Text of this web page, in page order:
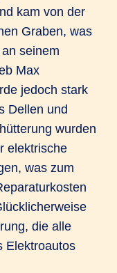
kam von der
Graben, was
seinem
Max
jedoch stark
Dellen und
wurden
elektrische
was zum
die alle
Elektroautos